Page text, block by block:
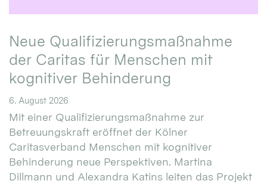
Neue Qualifizierungsmaßnahme
der Caritas für Menschen mit
kognitiver Behinderung
6. August 2026
Mit einer Qualifizierungsmaßnahme zur
Betreuungskraft eröffnet der Kölner
Caritasverband Menschen mit kognitiver
Behinderung neue Perspektiven. Martina
Dillmann und Alexandra Katins leiten das Projekt